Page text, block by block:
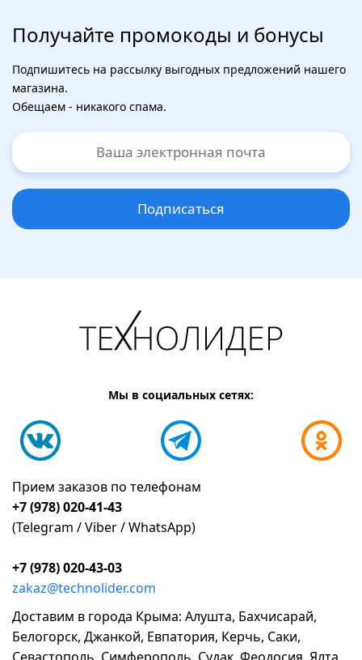
Получайте промокоды и бонусы
Подпишитесь на рассылку выгодных предложений нашего
магазина.
Обещаем - никакого спама.
Подписаться
Мы в социальных сетях:
Прием заказов по телефонам
+7 (978) 020-41-43
(Telegram / Viber / WhatsApp)
+7 (978) 020-43-03
zakaz@technolider.com
Доставим в города Крыма: Алушта, Бахчисарай,
Белогорск, Джанкой, Евпатория, Керчь, Саки,